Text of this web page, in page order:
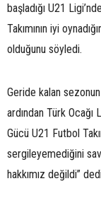
başladığı U21
Takımının iyi
olduğunu söyledi.
Geride kalan
ardından Türk Ocağı
Gücü U21 Futbol
sergileyemediğini
hakkımız değildi”